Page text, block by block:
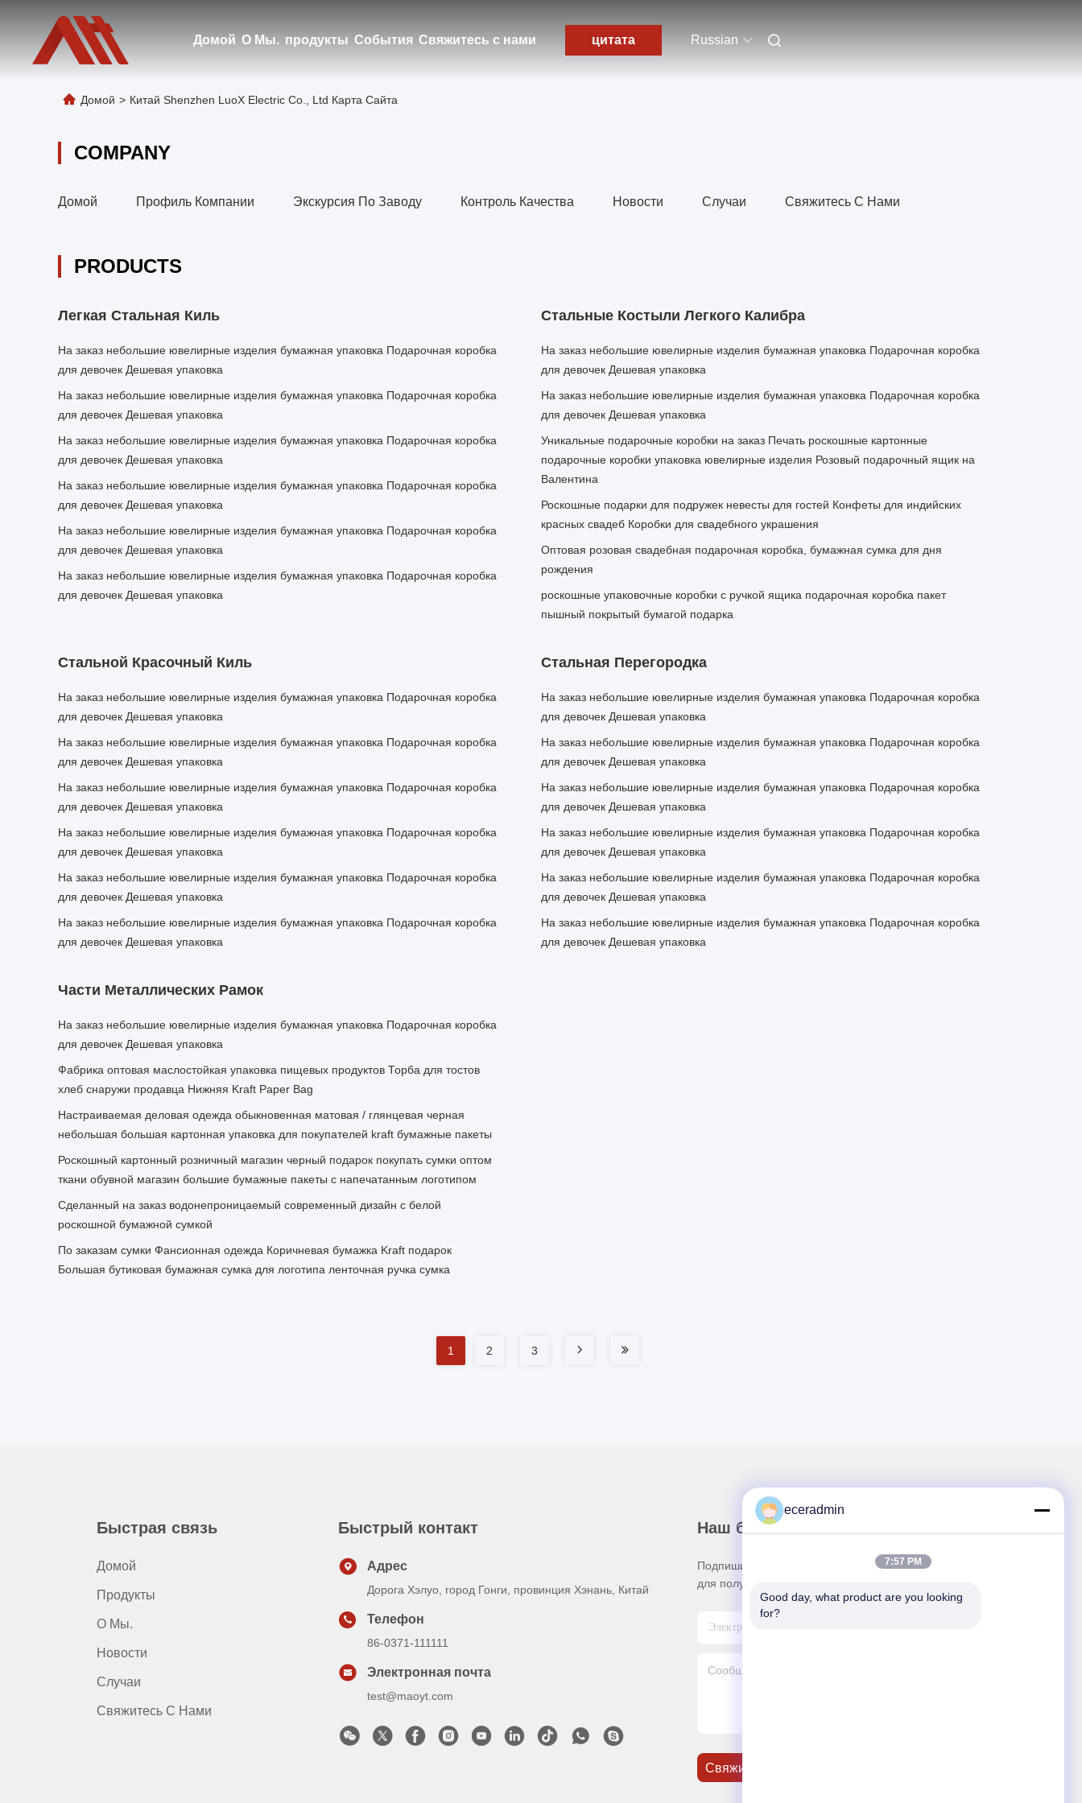
Домой О Мы. продукты События Свяжитесь с нами цитата Russian
Домой > Китай Shenzhen LuoX Electric Co., Ltd Карта Сайта
COMPANY
Домой Профиль Компании Экскурсия По Заводу Контроль Качества Новости Случаи Свяжитесь С Нами
PRODUCTS
Легкая Стальная Киль
На заказ небольшие ювелирные изделия бумажная упаковка Подарочная коробка
для девочек Дешевая упаковка
На заказ небольшие ювелирные изделия бумажная упаковка Подарочная коробка
для девочек Дешевая упаковка
На заказ небольшие ювелирные изделия бумажная упаковка Подарочная коробка
для девочек Дешевая упаковка
На заказ небольшие ювелирные изделия бумажная упаковка Подарочная коробка
для девочек Дешевая упаковка
На заказ небольшие ювелирные изделия бумажная упаковка Подарочная коробка
для девочек Дешевая упаковка
На заказ небольшие ювелирные изделия бумажная упаковка Подарочная коробка
для девочек Дешевая упаковка
Стальные Костыли Легкого Калибра
На заказ небольшие ювелирные изделия бумажная упаковка Подарочная коробка
для девочек Дешевая упаковка
На заказ небольшие ювелирные изделия бумажная упаковка Подарочная коробка
для девочек Дешевая упаковка
Уникальные подарочные коробки на заказ Печать роскошные картонные
подарочные коробки упаковка ювелирные изделия Розовый подарочный ящик на
Валентина
Роскошные подарки для подружек невесты для гостей Конфеты для индийских
красных свадеб Коробки для свадебного украшения
Оптовая розовая свадебная подарочная коробка, бумажная сумка для дня
рождения
роскошные упаковочные коробки с ручкой ящика подарочная коробка пакет
пышный покрытый бумагой подарка
Стальной Красочный Киль
На заказ небольшие ювелирные изделия бумажная упаковка Подарочная коробка
для девочек Дешевая упаковка
На заказ небольшие ювелирные изделия бумажная упаковка Подарочная коробка
для девочек Дешевая упаковка
На заказ небольшие ювелирные изделия бумажная упаковка Подарочная коробка
для девочек Дешевая упаковка
На заказ небольшие ювелирные изделия бумажная упаковка Подарочная коробка
для девочек Дешевая упаковка
На заказ небольшие ювелирные изделия бумажная упаковка Подарочная коробка
для девочек Дешевая упаковка
На заказ небольшие ювелирные изделия бумажная упаковка Подарочная коробка
для девочек Дешевая упаковка
Стальная Перегородка
На заказ небольшие ювелирные изделия бумажная упаковка Подарочная коробка
для девочек Дешевая упаковка
На заказ небольшие ювелирные изделия бумажная упаковка Подарочная коробка
для девочек Дешевая упаковка
На заказ небольшие ювелирные изделия бумажная упаковка Подарочная коробка
для девочек Дешевая упаковка
На заказ небольшие ювелирные изделия бумажная упаковка Подарочная коробка
для девочек Дешевая упаковка
На заказ небольшие ювелирные изделия бумажная упаковка Подарочная коробка
для девочек Дешевая упаковка
На заказ небольшие ювелирные изделия бумажная упаковка Подарочная коробка
для девочек Дешевая упаковка
Части Металлических Рамок
На заказ небольшие ювелирные изделия бумажная упаковка Подарочная коробка
для девочек Дешевая упаковка
Фабрика оптовая маслостойкая упаковка пищевых продуктов Торба для тостов
хлеб снаружи продавца Нижняя Kraft Paper Bag
Настраиваемая деловая одежда обыкновенная матовая / глянцевая черная
небольшая большая картонная упаковка для покупателей kraft бумажные пакеты
Роскошный картонный розничный магазин черный подарок покупать сумки оптом
ткани обувной магазин большие бумажные пакеты с напечатанным логотипом
Сделанный на заказ водонепроницаемый современный дизайн с белой
роскошной бумажной сумкой
По заказам сумки Фансионная одежда Коричневая бумажка Kraft подарок
Большая бутиковая бумажная сумка для логотипа ленточная ручка сумка
1 2 3
Быстрая связь
Домой
Продукты
О Мы.
Новости
Случаи
Свяжитесь С Нами
Быстрый контакт
Адрес
Дорога Хэлуо, город Гонги, провинция Хэнань, Китай
Телефон
86-0371-111111
Электронная почта
test@maoyt.com
Наш бюллетень
Подпишитесь на нашу информационную рассылку
для получения скидок и прочего.
Свяжитесь С Нами
eceradmin
7:57 PM
Good day, what product are you looking
for?